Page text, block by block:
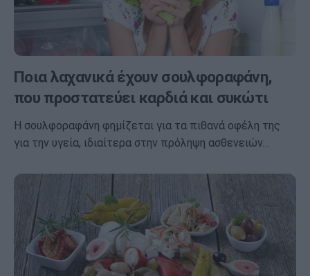
Ποια λαχανικά έχουν σουλφοραφάνη,
που προστατεύει καρδιά και συκώτι
Η σουλφοραφάνη φημίζεται για τα πιθανά οφέλη της
για την υγεία, ιδιαίτερα στην πρόληψη ασθενειών…